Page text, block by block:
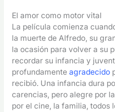
El amor como motor vital
La película comienza
la muerte de Alfredo, su
la ocasión para volver a su
recordar su infancia y
profundamente agradecido
recibió. Una infancia dura
carencias, pero alegre por
por el cine, la familia, todos